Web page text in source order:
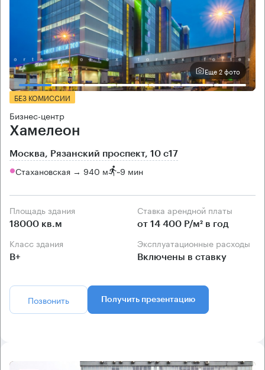
Еще 2 фото
БЕЗ КОМИССИИ
Бизнес-центр
Хамелеон
Москва, Рязанский проспект, 10 с17
Стахановская → 940 м ~9 мин
Площадь здания
18000 кв.м
Ставка арендной платы
от 14 400 Р/м² в год
Класс здания
B+
Эксплуатационные расходы
Включены в ставку
Позвонить Получить презентацию